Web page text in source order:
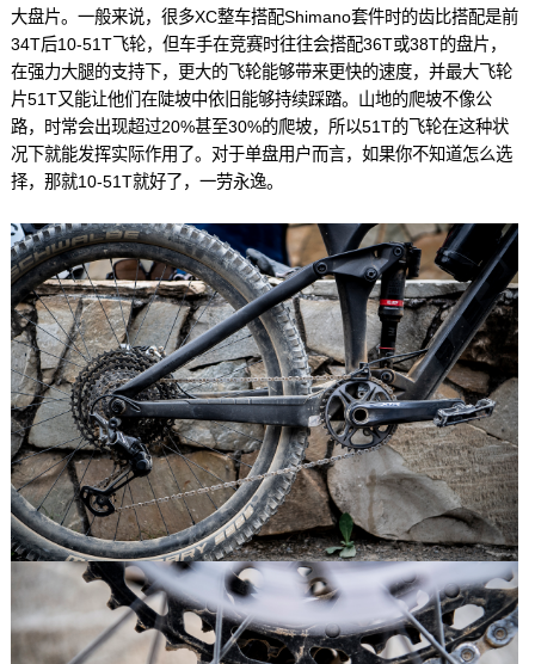
大盘片。一般来说，很多XC整车搭配Shimano套件时的齿比搭配是前
34T后10-51T飞轮，但车手在竞赛时往往会搭配36T或38T的盘片，
在强力大腿的支持下，更大的飞轮能够带来更快的速度，并最大飞轮
片51T又能让他们在陡坡中依旧能够持续踩踏。山地的爬坡不像公
路，时常会出现超过20%甚至30%的爬坡，所以51T的飞轮在这种状
况下就能发挥实际作用了。对于单盘用户而言，如果你不知道怎么选
择，那就10-51T就好了，一劳永逸。